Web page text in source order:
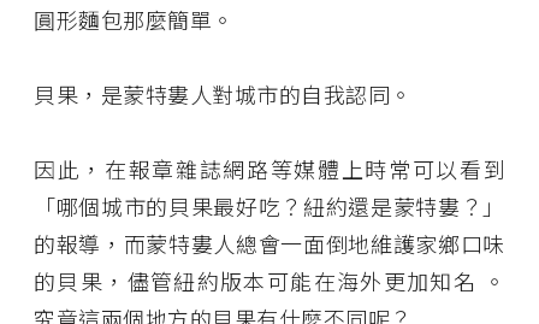
圓形麵包那麼簡單。
貝果，是蒙特婁人對城市的自我認同。
因此，在報章雜誌網路等媒體上時常可以看到
「哪個城市的貝果最好吃？紐約還是蒙特婁？」
的報導，而蒙特婁人總會一面倒地維護家鄉口味
的貝果，儘管紐約版本可能在海外更加知名 。